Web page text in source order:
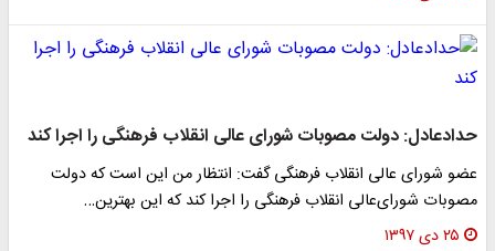
حدادعادل: دولت مصوبات شورای عالی انقلاب فرهنگی را اجرا کند
عضو شورای عالی انقلاب فرهنگی گفت: انتظار من این است که دولت
مصوبات شورای‌عالی انقلاب فرهنگی را اجرا کند که این بهترین…
۲۵ دی ۱۳۹۷